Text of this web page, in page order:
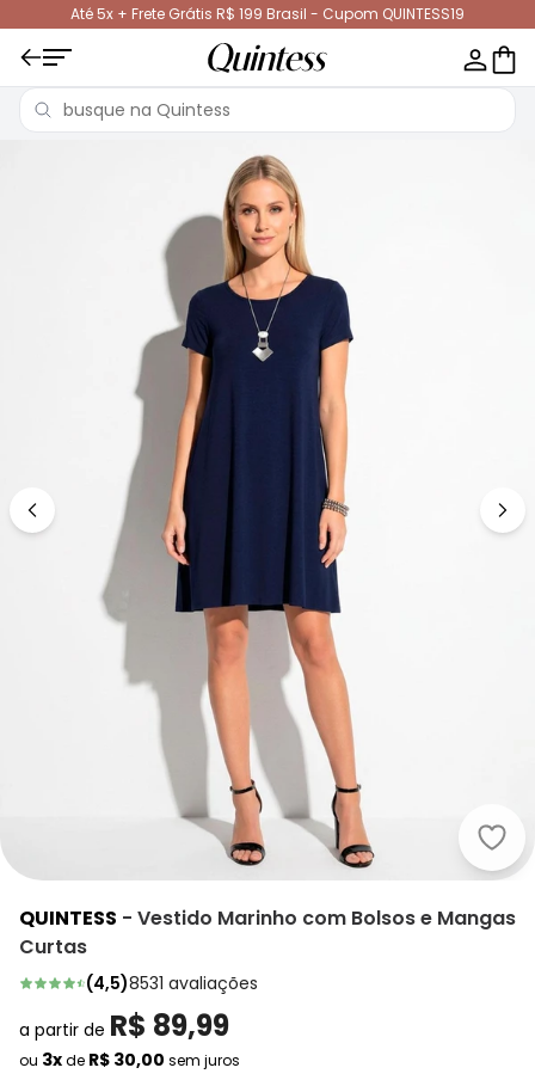
Até 5x + Frete Grátis R$ 199 Brasil - Cupom QUINTESS19
QUINTESS - Vestido Marinho com Bolsos e Mangas
Curtas
(4,5)8531 avaliações
a partir de R$ 89,99
ou 3xde R$ 30,00 sem juros